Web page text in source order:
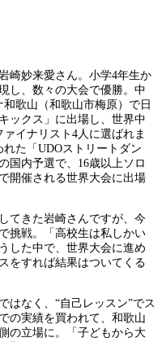
崎妙来愛さん。小学4年生か
し、数々の大会で優勝。中
歌山（和歌山市梅原）で日
ックス」に出場し、世界中
イナリスト4人に選ばれま
た「UDOストリートダン
国内予選で、16歳以上ソロ
開催される世界大会に出場
てきた岩崎さんですが、今
挑戦。「高校生は私しかい
した中で、世界大会に進め
をすれば結果はついてくる
なく、“自己レッスン”でス
の実績を買われて、和歌山
の立場に。「子どもから大